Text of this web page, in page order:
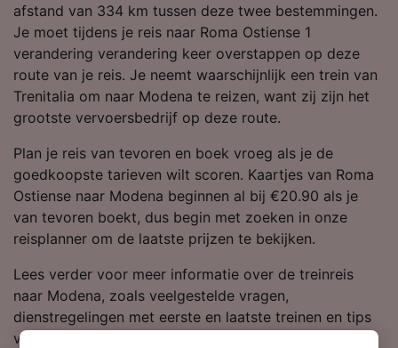
afstand van 334 km tussen deze twee bestemmingen.
Je moet tijdens je reis naar Roma Ostiense 1
verandering verandering keer overstappen op deze
route van je reis. Je neemt waarschijnlijk een trein van
Trenitalia om naar Modena te reizen, want zij zijn het
grootste vervoersbedrijf op deze route.
Plan je reis van tevoren en boek vroeg als je de
goedkoopste tarieven wilt scoren. Kaartjes van Roma
Ostiense naar Modena beginnen al bij €20.90 als je
van tevoren boekt, dus begin met zoeken in onze
reisplanner om de laatste prijzen te bekijken.
Lees verder voor meer informatie over de treinreis
naar Modena, zoals veelgestelde vragen,
dienstregelingen met eerste en laatste treinen en tips
voor het boeken van goedkope treinkaartjes. Als je er